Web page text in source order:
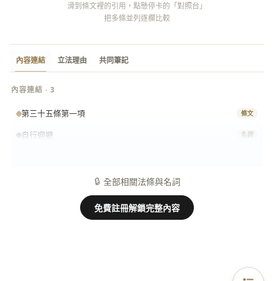
滑到條文裡的引用，點懸停卡的「對照台」
把多條並列逐欄比較
內容連結 立法理由 共同筆記
內容連結 · 3
第三十五條第一項 條文
自行迴避 名詞
🔒 全部相關法條與名詞
免費註冊解鎖完整內容